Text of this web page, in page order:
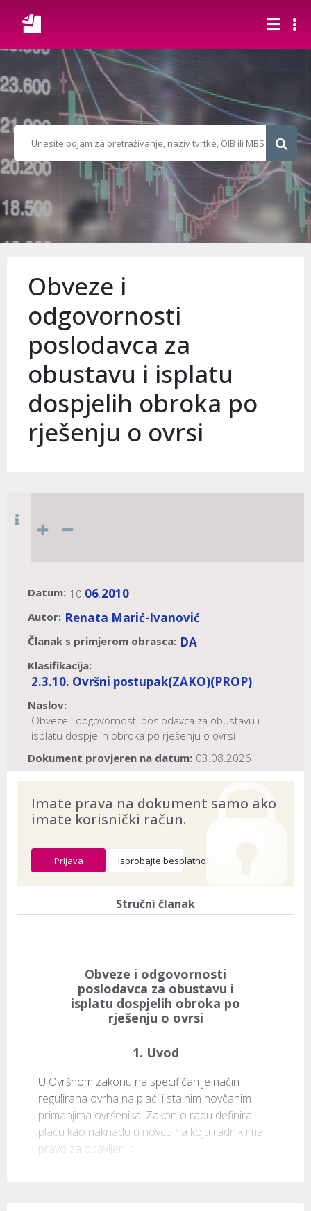
Obveze i
odgovornosti
poslodavca za
obustavu i isplatu
dospjelih obroka po
rješenju o ovrsi
Datum: 10.06.2010
Autor: Renata Marić-Ivanović
Članak s primjerom obrasca: DA
Klasifikacija:
2.3.10. Ovršni postupak(ZAKO)(PROP)
Naslov:
Obveze i odgovornosti poslodavca za obustavu i
isplatu dospjelih obroka po rješenju o ovrsi
Dokument provjeren na datum: 03.08.2026
Imate prava na dokument samo ako
imate korisnički račun.
Prijava Isprobajte besplatno
Stručni članak
Obveze i odgovornosti
poslodavca za obustavu i
isplatu dospjelih obroka po
rješenju o ovrsi
1. Uvod
U Ovršnom zakonu na specifičan je način
regulirana ovrha na plaći i stalnim novčanim
primanjima ovršenika. Zakon o radu definira
plaću kao naknadu u novcu na koju radnik ima
pravo za obavljeni r